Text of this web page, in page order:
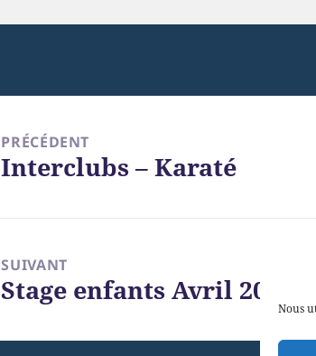
Nous
PRÉCÉDENT
Article
Interclubs – Karaté
SUIVANT
Article
Stage enfants Avril 2026